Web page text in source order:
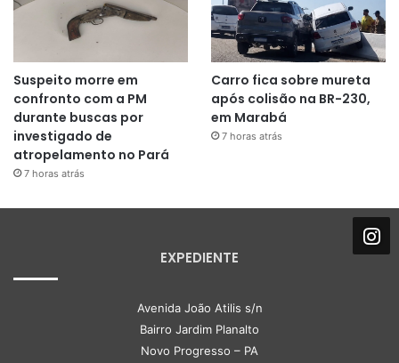
Suspeito morre em
confronto com a PM
durante buscas por
investigado de
atropelamento no Pará
7 horas atrás
Carro fica sobre mureta
após colisão na BR-230,
em Marabá
7 horas atrás
EXPEDIENTE
Avenida João Atilis s/n
Bairro Jardim Planalto
Novo Progresso – PA